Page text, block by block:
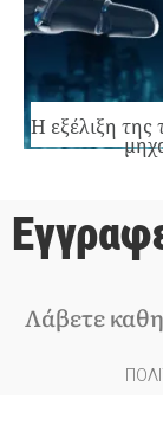
Η εξέλιξη
Λάβετε